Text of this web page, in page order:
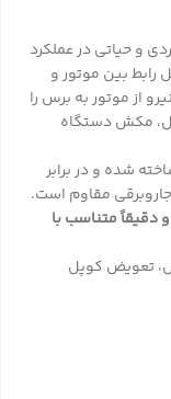
و حیاتی در عملکرد
بین موتور و
از موتور به برس را
مکش دستگاه
شده و در برابر
مقاوم است.
و دقیقاً متناسب با
تعویض کوپل